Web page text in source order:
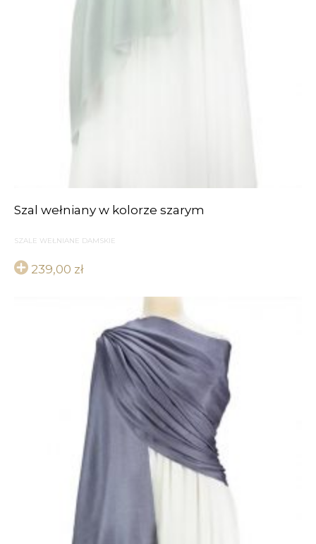
Szal wełniany w kolorze szarym
SZALE WEŁNIANE DAMSKIE
239,00 zł